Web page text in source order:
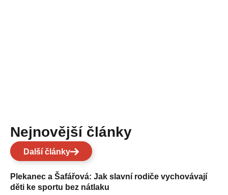
Nejnovější články
Další články
Plekanec a Šafářová: Jak slavní rodiče vychovávají
děti ke sportu bez nátlaku